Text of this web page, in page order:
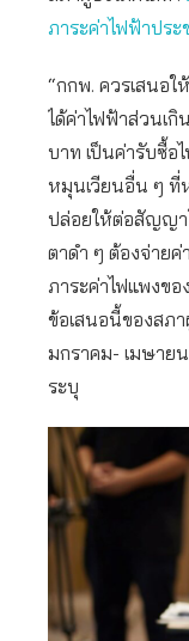
ภาระค่าไฟฟ้าประ
“กกพ. ควรเสนอ
ได้ค่าไฟฟ้าส่วนเ
บาท เป็นค่ารับซื้อ
หมุนเวียนอื่น ๆ ที่
ปล่อยให้ต่อสัญญา
ตาดำ ๆ ต้องจ่ายค่
ภาระค่าไฟแพงข
ข้อเสนอนี้ของสภ
มกราคม- เมษาย
ระบุ